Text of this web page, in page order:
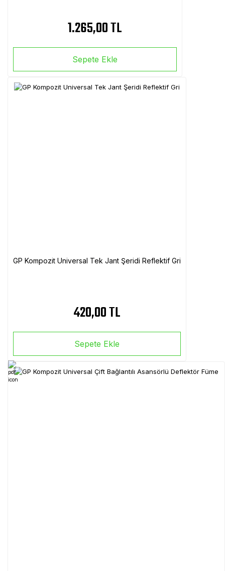
1.265,00 TL
Sepete Ekle
GP Kompozit Universal Tek Jant Şeridi Reflektif Gri
420,00 TL
Sepete Ekle